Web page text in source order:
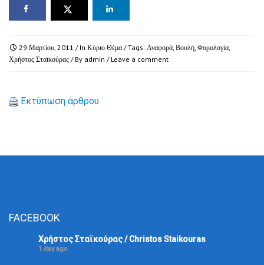
29 Μαρτίου, 2011 / In Κύριο Θέμα / Tags: Αναφορά, Βουλή, Φορολογία,
Χρήστος Σταϊκούρας / By admin / Leave a comment
Εκτύπωση άρθρου
FACEBOOK
Χρήστος Σταϊκούρας / Christos Staikouras
1 day ago